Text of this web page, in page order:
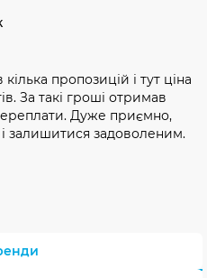
пропозицій і тут ціна
За такі гроші отримав
Дуже приємно,
залишитися задоволеним.